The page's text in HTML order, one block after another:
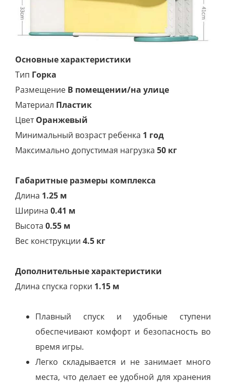
Основные характеристики
Тип Горка
Размещение В помещении/на улице
Материал Пластик
ЦветОранжевый
Минимальный возраст ребенка 1 год
Максимально допустимая нагрузка 50 кг
Габаритные размеры комплекса
Длина 1.25 м
Ширина 0.41 м
Высота 0.55 м
Вес конструкции 4.5 кг
Дополнительные характеристики
Длина спуска горки 1.15 м
Плавный спуск и удобные ступени
обеспечивают комфорт и безопасность во
время игры.
Легко складывается и не занимает много
места, что делает ее удобной для хранения